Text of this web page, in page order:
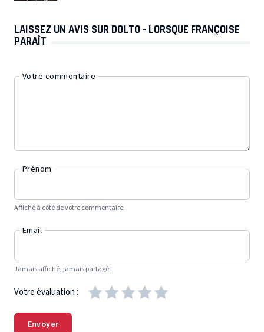
LAISSEZ UN AVIS SUR DOLTO - LORSQUE FRANÇOISE
PARAÎT
Votre commentaire
Prénom
Affiché à côté de votre commentaire.
Email
Jamais affiché, jamais partagé !
Votre évaluation :
Envoyer